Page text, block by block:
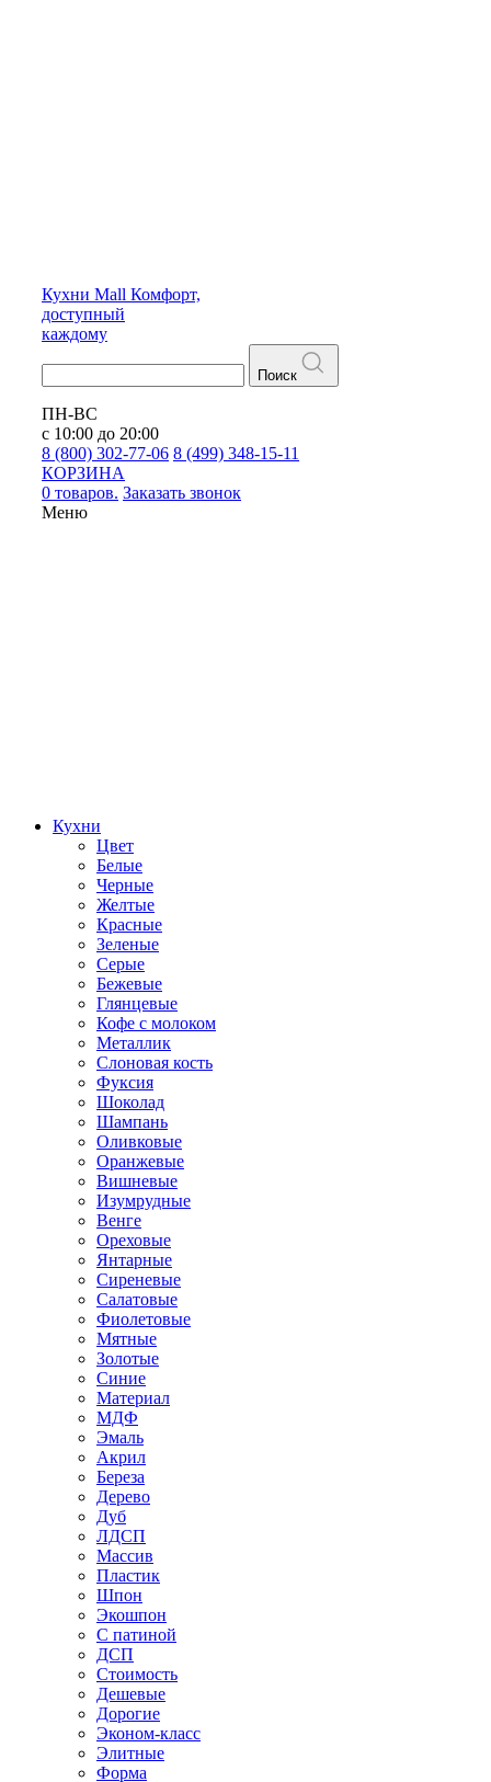
Кухни Mall Комфорт,
доступный
каждому
Поиск
ПН-ВС
с 10:00 до 20:00
8 (800) 302-77-06 8 (499) 348-15-11
КОРЗИНА
0 товаров. Заказать звонок
Меню
Кухни
Цвет
Белые
Черные
Желтые
Красные
Зеленые
Серые
Бежевые
Глянцевые
Кофе с молоком
Металлик
Слоновая кость
Фуксия
Шоколад
Шампань
Оливковые
Оранжевые
Вишневые
Изумрудные
Венге
Ореховые
Янтарные
Сиреневые
Салатовые
Фиолетовые
Мятные
Золотые
Синие
Материал
МДФ
Эмаль
Акрил
Береза
Дерево
Дуб
ЛДСП
Массив
Пластик
Шпон
Экошпон
С патиной
ДСП
Стоимость
Дешевые
Дорогие
Эконом-класс
Элитные
Форма